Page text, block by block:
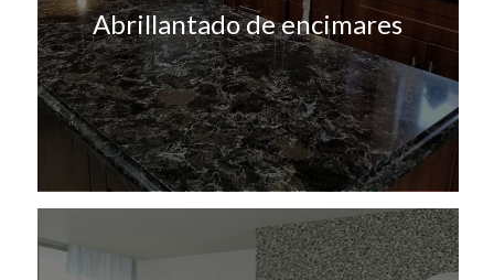
Abrillantado de encimares